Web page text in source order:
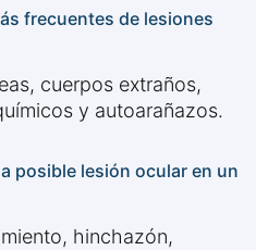
frecuentes de lesiones
cuerpos extraños,
y autoarañazos.
posible lesión ocular en un
hinchazón,